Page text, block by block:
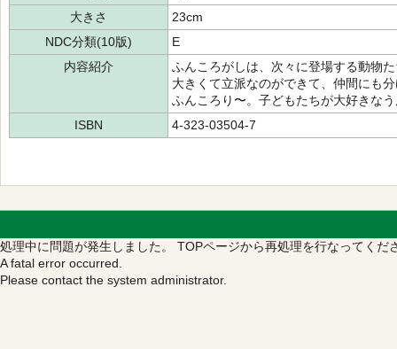
大きさ
23cm
NDC分類(10版)
E
内容紹介
ふんころがしは、次々に登場する動物
大きくて立派なのができて、仲間にも
ふんころり〜。子どもたちが大好きな
ISBN
4-323-03504-7
処理中に問題が発生しました。 TOPページから再処理を行なってくだ
A fatal error occurred.
Please contact the system administrator.